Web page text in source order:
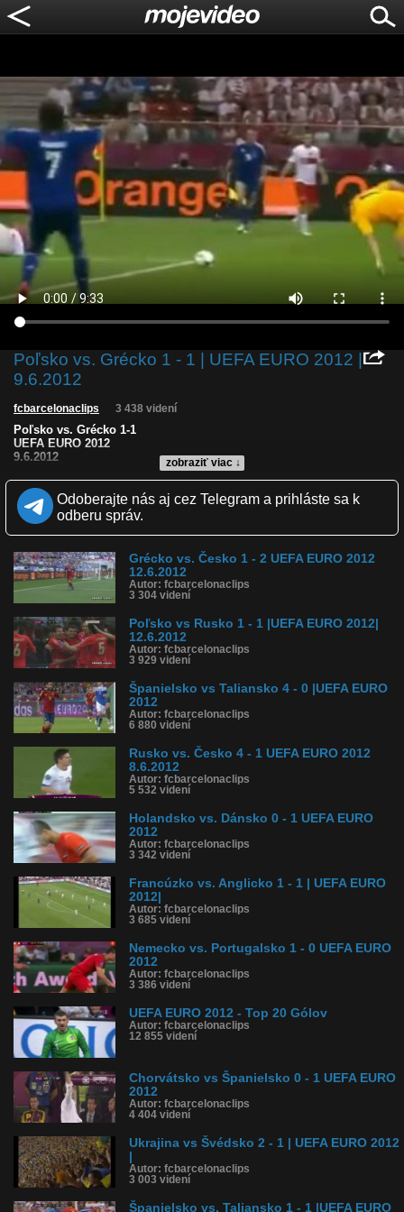
Poľsko vs. Grécko 1 - 1 | UEFA EURO 2012 |
9.6.2012
zobraziť viac ↓
fcbarcelonaclips 3 438 videní
Poľsko vs. Grécko 1-1
UEFA EURO 2012
9.6.2012
Kvalita:
Zverejnené: 11.6.2012 17:04
Páči sa: 0% (0 hlasov)
Dľžka: 9:33
Kategória: športy
Tagy: futbal, poľsko, grécko, euro 2012
História sledovanosti videa:
Odoberajte nás aj cez Telegram a prihláste sa k
odberu správ.
Grécko vs. Česko 1 - 2 UEFA EURO 2012
12.6.2012
Autor: fcbarcelonaclips
3 304 videní
Poľsko vs Rusko 1 - 1 |UEFA EURO 2012|
12.6.2012
Autor: fcbarcelonaclips
3 929 videní
Španielsko vs Taliansko 4 - 0 |UEFA EURO
2012
Autor: fcbarcelonaclips
6 880 videní
Rusko vs. Česko 4 - 1 UEFA EURO 2012
8.6.2012
Autor: fcbarcelonaclips
5 532 videní
Holandsko vs. Dánsko 0 - 1 UEFA EURO
2012
Autor: fcbarcelonaclips
3 342 videní
Francúzko vs. Anglicko 1 - 1 | UEFA EURO
2012|
Autor: fcbarcelonaclips
3 685 videní
Nemecko vs. Portugalsko 1 - 0 UEFA EURO
2012
Autor: fcbarcelonaclips
3 386 videní
UEFA EURO 2012 - Top 20 Gólov
Autor: fcbarcelonaclips
12 855 videní
Chorvátsko vs Španielsko 0 - 1 UEFA EURO
2012
Autor: fcbarcelonaclips
4 404 videní
Ukrajina vs Švédsko 2 - 1 | UEFA EURO 2012
Autor: fcbarcelonaclips
3 003 videní
Španielsko vs. Taliansko 1 - 1 |UEFA EURO